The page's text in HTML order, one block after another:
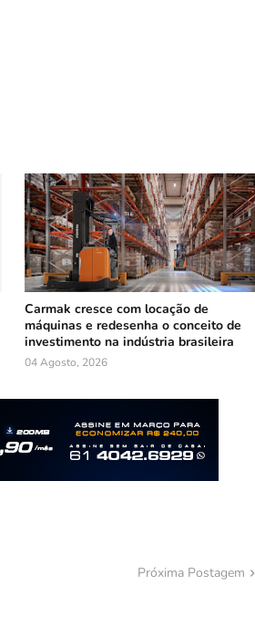
Carmak cresce com locação de
máquinas e redesenha o conceito de
investimento na indústria brasileira
04 Agosto, 2026
Próxima Postagem